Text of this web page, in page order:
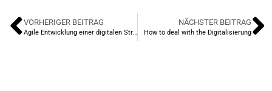
VORHERIGER BEITRAG
Agile Entwicklung einer digitalen Strategie für soziale Organisationen I
NÄCHSTER BEITRAG
How to deal with the Digitalisierung